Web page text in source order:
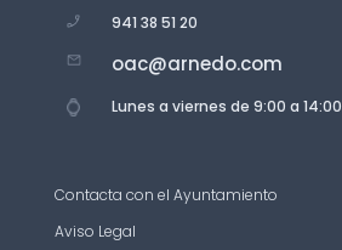
941 38 51 20
oac@arnedo.com
Lunes a viernes de 9:00 a 14:00
Contacta con el Ayuntamiento
Aviso Legal